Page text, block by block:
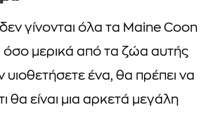
γίνονται όλα τα Maine Coon
μερικά από τα ζώα αυτής
υιοθετήσετε ένα, θα πρέπει να
θα είναι μια αρκετά μεγάλη